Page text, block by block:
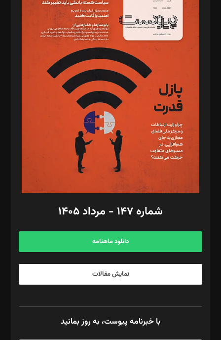
د‌بیر ناداستان: سمانه سمیع
د‌بیر خدمت و تجارت: ابوالفضل رجبی
د‌بیر حقوق فناوری: حسام‌الدین ایپکچی
د‌بیر پیوست جهان: مینا پاکدل
د‌بیر تحریریه آنلاین: بابک نقاش
تحریریه‌: مجتبی محمود‌ی، آرش برهمند، یسنا امان‌پور، سروش کرمیان،
مصطفی مسجدی آرانی، ابوالفضل رجبی، زهرا فکرانه، فائزه فتحی
رستمی،مصطفی باستان
ویرایش: نگار استاد‌‌آقا
طراح یونیفرم: مجید توکلی
فیلمبرداری و عکاسی: امیر شفیعی، مانی لطفی زاده
گرافیک و صفحه‌آرایی: سید‌سبحان‌علی ثابت
مد‌یر توسعه تجاری: کامبیز برید‌
امور مالی: شاپور رهبری، محمد‌ کاظمی‌نیا
آگهی و مشترکین: ۰۹۱۹۹۹۹۰۴۵۴
شماره ۱۴۷ - مرداد ۱۴۰۵
دانلود ماهنامه
نمایش مقالات
با خبرنامه پیوست، به روز بمانید